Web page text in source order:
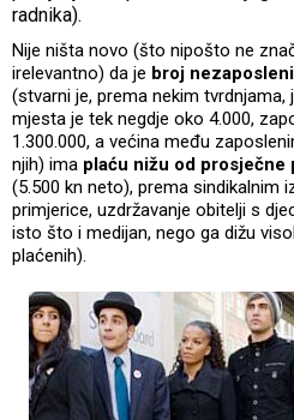
radnika).
Nije ništa novo (što nipošto ne
irelevantno) da je broj
(stvarni je, prema nekim tvrdnjama,
mjesta je tek negdje oko 4.000,
1.300.000, a većina među
njih) ima plaću nižu od prosječne
(5.500 kn neto), prema sindikalnim
primjerice, uzdržavanje obitelji s
isto što i medijan, nego ga dižu
plaćenih).